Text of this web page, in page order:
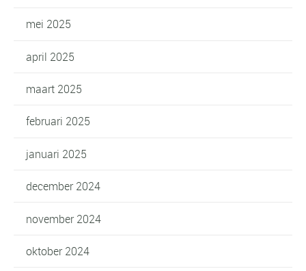
mei 2025
april 2025
maart 2025
februari 2025
januari 2025
december 2024
november 2024
oktober 2024